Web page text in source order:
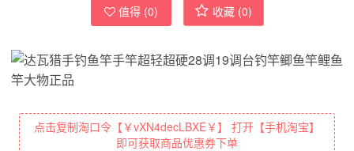
值得 (0) 收藏 (0)
点击复制淘口令【￥vXN4decLBXE￥】 打开【手机淘宝】
即可获取商品优惠券下单